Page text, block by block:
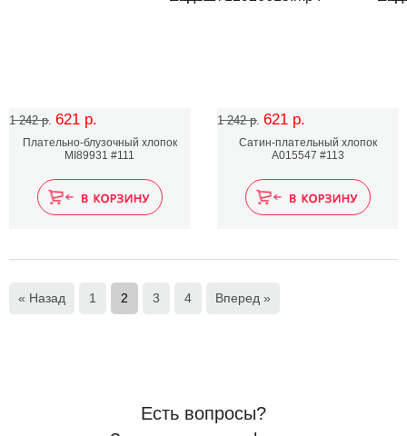
1 242 р. 621 р.
Плательно-блузочный хлопок
MI89931 #111
1 242 р. 621 р.
Сатин-плательный хлопок
А015547 #113
« Назад 1 2 3 4 Вперед »
Есть вопросы?